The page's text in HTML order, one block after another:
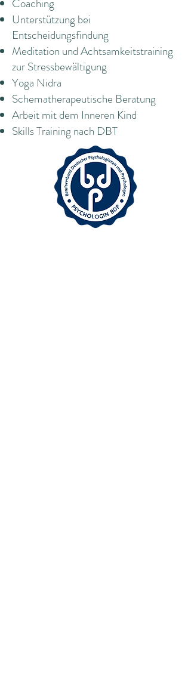
Coaching
Unterstützung bei
Entscheidungsfindung
Meditation und Achtsamkeitstraining
zur Stressbewältigung
Yoga Nidra
Schematherapeutische Beratung
Arbeit mit dem Inneren Kind
Skills Training nach DBT